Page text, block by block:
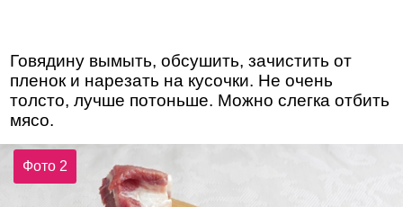
Говядину вымыть, обсушить, зачистить от
пленок и нарезать на кусочки. Не очень
толсто, лучше потоньше. Можно слегка отбить
мясо.
Фото 2